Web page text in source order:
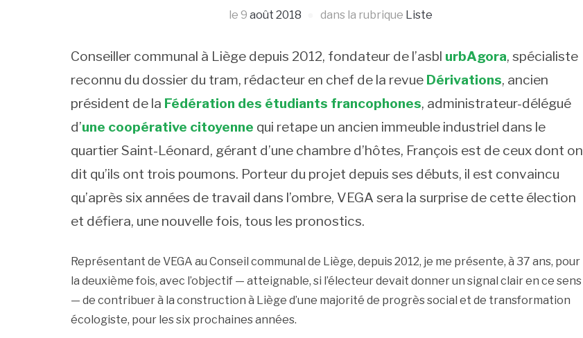
le 9 août 2018 dans la rubrique Liste
Conseiller communal à Liège depuis 2012, fondateur de l’asbl urbAgora, spécialiste
reconnu du dossier du tram, rédacteur en chef de la revue Dérivations, ancien
président de la Fédération des étudiants francophones, administrateur-délégué
d’une coopérative citoyenne qui retape un ancien immeuble industriel dans le
quartier Saint-Léonard, gérant d’une chambre d’hôtes, François est de ceux dont on
dit qu’ils ont trois poumons. Porteur du projet depuis ses débuts, il est convaincu
qu’après six années de travail dans l’ombre, VEGA sera la surprise de cette élection
et défiera, une nouvelle fois, tous les pronostics.
Représentant de VEGA au Conseil communal de Liège, depuis 2012, je me présente, à 37 ans, pour
la deuxième fois, avec l’objectif — atteignable, si l’électeur devait donner un signal clair en ce sens
— de contribuer à la construction à Liège d’une majorité de progrès social et de transformation
écologiste, pour les six prochaines années.